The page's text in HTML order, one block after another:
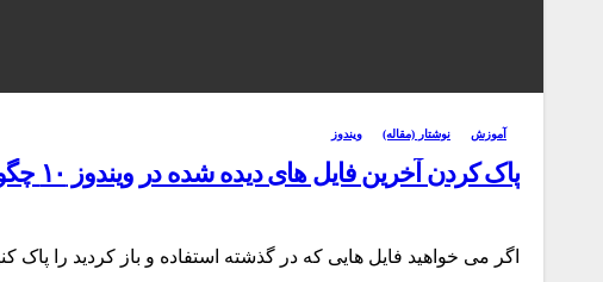
آموزش نوشتار (مقاله) ویندوز
پاک کردن آخرین فایل های دیده شده در ویندوز ۱۰ چگونه است؟ + فیلم
اگر می خواهید فایل هایی که در گذشته استفاده و باز کردید را